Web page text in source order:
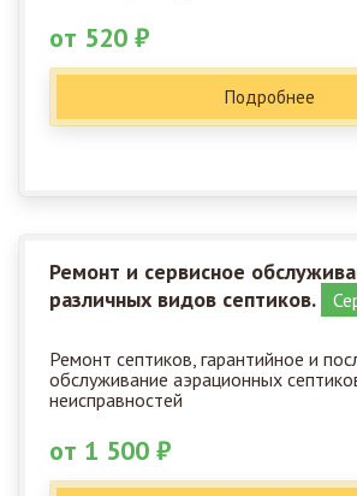
от 520 ₽
Подробнее
Ремонт и сервисное
различных видов септиков.
Ремонт септиков, гарантийное и
обслуживание аэрационных
неисправностей
от 1 500 ₽